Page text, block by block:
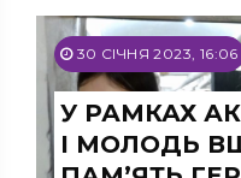
30 СІЧНЯ 2023, 16:06
У РАМКАХ
І МОЛОДЬ